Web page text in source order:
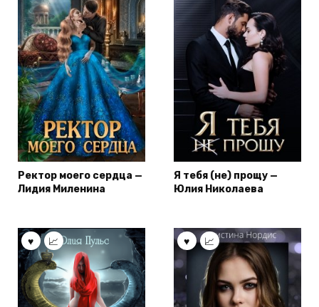
Ректор моего сердца —
Лидия Миленина
Я тебя (не) прощу —
Юлия Николаева